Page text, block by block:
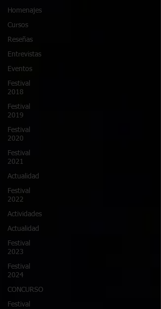
Homenajes
Cursos
Reseñas
Entrevistas
Eventos
Festival
2018
Festival
2019
Festival
2020
Festival
2021
Actualidad
Festival
2022
Actividades
Actualidad
Festival
2023
Festival
2024
CONCURSO
Festival